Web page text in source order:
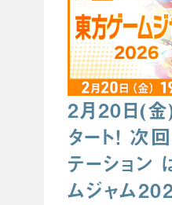
2月20日(
タート！
テーション
ムジャム